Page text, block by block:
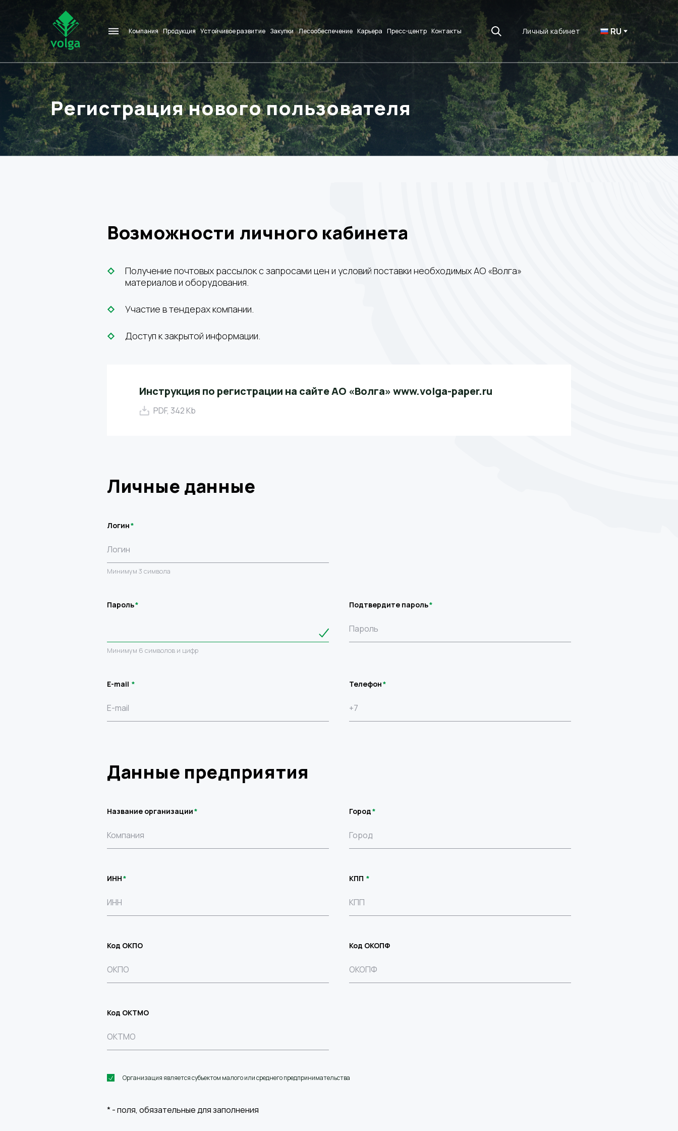
Компания Продукция Устойчивое развитие Закупки Лесообеспечение Карьера Пресс-центр Контакты Личный кабинет RU
Регистрация нового пользователя
Возможности личного кабинета
Получение почтовых рассылок с запросами цен и условий поставки необходимых АО «Волга»
материалов и оборудования.
Участие в тендерах компании.
Доступ к закрытой информации.
Инструкция по регистрации на сайте АО «Волга» www.volga-paper.ru
PDF, 342 Kb
Личные данные
Логин
Минимум 3 символа
Пароль
Минимум 6 символов и цифр
Подтвердите пароль
E-mail Телефон
Данные предприятия
Название организации Город
ИНН КПП
Код ОКПО Код ОКОПФ
Код ОКТМО
Организация является субъектом малого или среднего предпринимательства
*- поля, обязательные для заполнения